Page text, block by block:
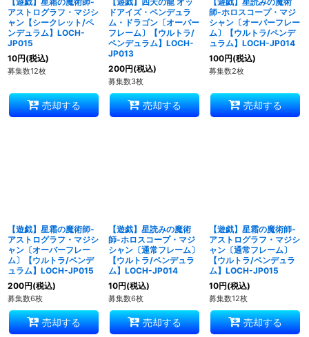
アストログラフ・マジシ
ャン【シークレット/ペ
ンデュラム】LOCH-
JP015
10円(税込)
募集数12枚
売却する
ドアイズ・ペンデュラ
ム・ドラゴン〔オーバー
フレーム〕【ウルトラ/
ペンデュラム】LOCH-
JP013
200円(税込)
募集数3枚
売却する
師-ホロスコープ・マジ
シャン〔オーバーフレー
ム〕【ウルトラ/ペンデ
ュラム】LOCH-JP014
100円(税込)
募集数2枚
売却する
【遊戯】星霜の魔術師-
アストログラフ・マジシ
ャン〔オーバーフレー
ム〕【ウルトラ/ペンデ
ュラム】LOCH-JP015
200円(税込)
募集数6枚
売却する
【遊戯】星読みの魔術
師-ホロスコープ・マジ
シャン〔通常フレーム〕
【ウルトラ/ペンデュラ
ム】LOCH-JP014
10円(税込)
募集数6枚
売却する
【遊戯】星霜の魔術師-
アストログラフ・マジシ
ャン〔通常フレーム〕
【ウルトラ/ペンデュラ
ム】LOCH-JP015
10円(税込)
募集数12枚
売却する